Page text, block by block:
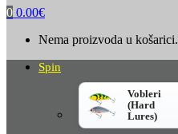
0 0.00€
Nema proizvoda u košarici.
Spin
Vobleri
(Hard
Lures)